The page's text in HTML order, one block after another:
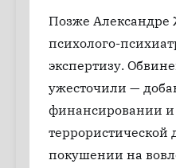
Позже Александре
психолого-
экспертизу.
ужесточили —
финансировании и
террористической
покушении на